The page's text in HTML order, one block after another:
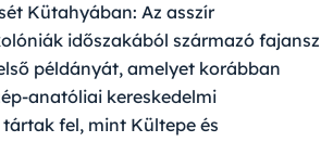
Kütahyában: Az asszír
időszakából származó fajansz
példányát, amelyet korábban
anatóliai kereskedelmi
fel, mint Kültepe és